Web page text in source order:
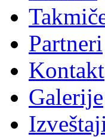
Partneri
Kontakt
Galerije